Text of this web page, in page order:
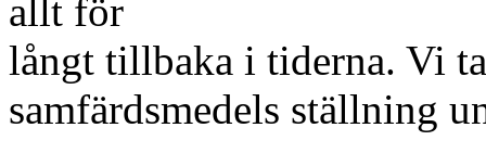
allt för
långt tillbaka i tiderna. Vi
samfärdsmedels ställning